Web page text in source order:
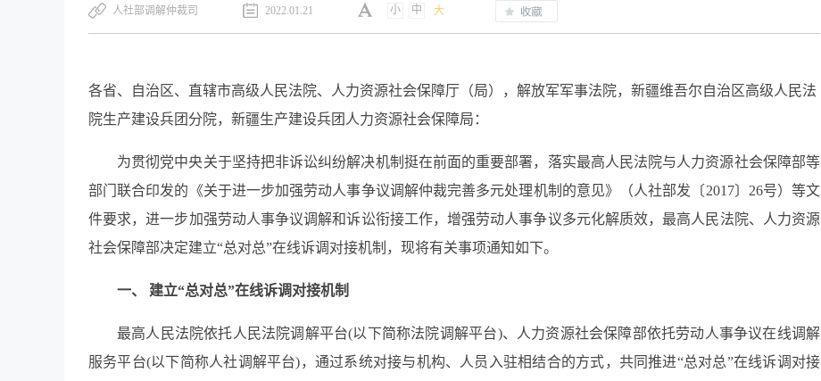
人社部调解仲裁司 2022.01.21 小 中 大
各省、自治区、直辖市高级人民法院、人力资源社会保障厅（局），解放军军事法院，新疆维吾尔自治区高级人民法
院生产建设兵团分院，新疆生产建设兵团人力资源社会保障局：
为贯彻党中央关于坚持把非诉讼纠纷解决机制挺在前面的重要部署，落实最高人民法院与人力资源社会保障部等
部门联合印发的《关于进一步加强劳动人事争议调解仲裁完善多元处理机制的意见》（人社部发〔2017〕26号）等文
件要求，进一步加强劳动人事争议调解和诉讼衔接工作，增强劳动人事争议多元化解质效，最高人民法院、人力资源
社会保障部决定建立“总对总”在线诉调对接机制，现将有关事项通知如下。
一、 建立“总对总”在线诉调对接机制
最高人民法院依托人民法院调解平台(以下简称法院调解平台)、人力资源社会保障部依托劳动人事争议在线调解
服务平台(以下简称人社调解平台)，通过系统对接与机构、人员入驻相结合的方式，共同推进“总对总”在线诉调对接